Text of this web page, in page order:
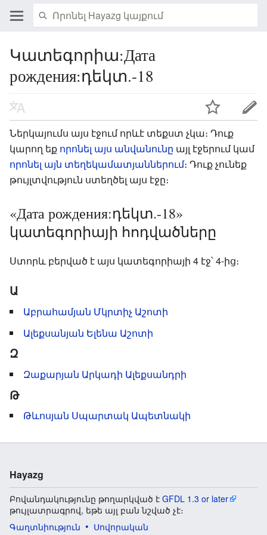
Կատեգորիա:Дата
рождения:դեկտ.-18
Ներկայումս այս էջում որևէ տեքստ չկա։ Դուք
կարող եք որոնել այս անվանունը այլ էջերում կամ
որոնել այն տեղեկամատյաններում։ Դուք չունեք
թույլտվություն ստեղծել այս էջը։
«Дата рождения:դեկտ.-18»
կատեգորիայի հոդվածները
Ստորև բերված է այս կատեգորիայի 4 էջ՝ 4-ից։
Ա
Աբրահամյան Մկրտիչ Աշոտի
Ալեքսանյան Ելենա Աշոտի
Զ
Զաքարյան Արկադի Ալեքսանդրի
Թ
Թևոսյան Սպարտակ Ապետնակի
Hayazg
Բովանդակությունը թողարկված է GFDL 1.3 or later
թույլատրագրով, եթե այլ բան նշված չէ։
Գաղտնիություն
Սովորական